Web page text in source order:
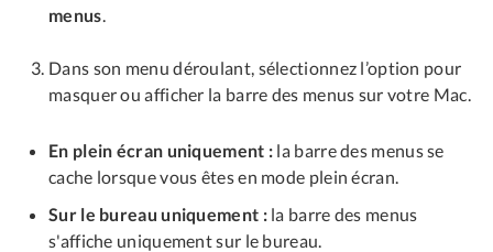
menus
Dans son menu déroulant, sélectionnez l’option pour
masquer ou afficher la barre des menus sur votre Mac.
En plein écran uniquement : la barre des menus se
cache lorsque vous êtes en mode plein écran.
Sur le bureau uniquement :la barre des menus
s'affiche uniquement sur le bureau.